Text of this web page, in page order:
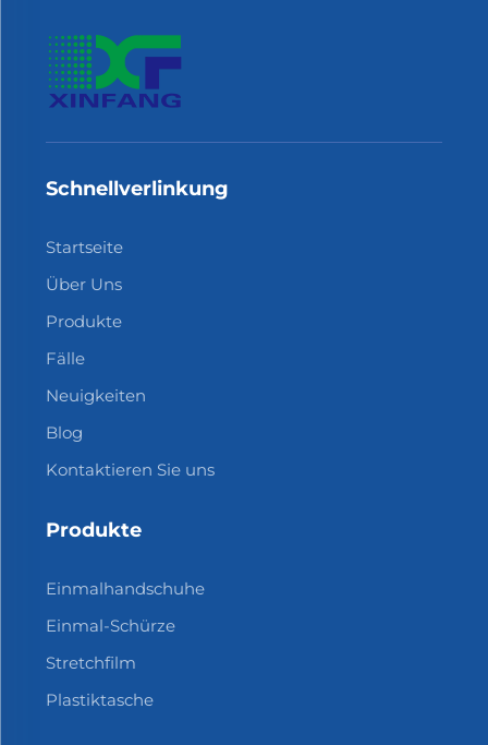
Schnellverlinkung
Startseite
Über Uns
Produkte
Fälle
Neuigkeiten
Blog
Kontaktieren Sie uns
Produkte
Einmalhandschuhe
Einmal-Schürze
Stretchfilm
Plastiktasche